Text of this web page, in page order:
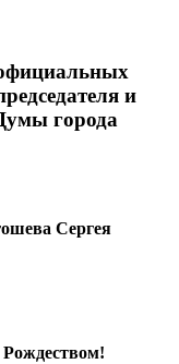
и
города
Сергея